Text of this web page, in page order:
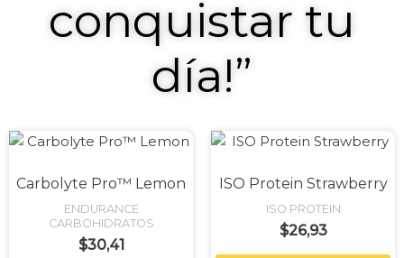
conquistar tu
día!”
Carbolyte Pro™ Lemon
ENDURANCE
CARBOHIDRATOS
$30,41
ISO Protein Strawberry
ISO PROTEIN
$26,93